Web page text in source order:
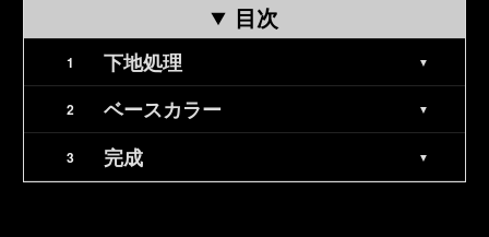
目次
下地処理
ベースカラー
完成